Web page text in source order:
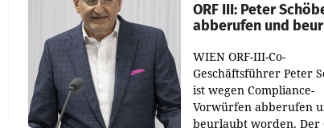
ORF III: Peter
abberufen und
WIEN ORF-III-Co-
Geschäftsführer Peter
ist wegen Compliance-
Vorwürfen abberufen
beurlaubt worden. Der